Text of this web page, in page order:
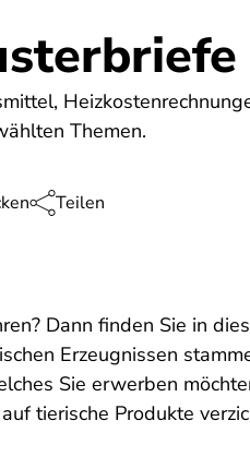
Themen.
Teilen
Dann finden Sie in
Erzeugnissen
Sie erwerben
tierische Produkte